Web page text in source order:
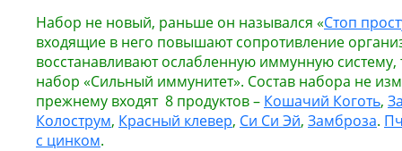
Набор не новый, раньше он назывался «Стоп
входящие в него повышают сопротивление
восстанавливают ослабленную иммунную
набор «Сильный иммунитет». Состав набора не
прежнему входят 8 продуктов – Кошачий Коготь,
Колострум, Красный клевер, Си Си Эй, Замброза.
с цинком.